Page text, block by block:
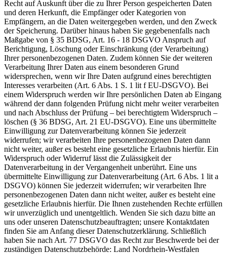
Recht auf Auskunft über die zu Ihrer Person gespeicherten Daten
und deren Herkunft, die Empfänger oder Kategorien von
Empfängern, an die Daten weitergegeben werden, und den Zweck
der Speicherung. Darüber hinaus haben Sie gegebenenfalls nach
Maßgabe von § 35 BDSG, Art. 16 - 18 DSGVO Anspruch auf
Berichtigung, Löschung oder Einschränkung (der Verarbeitung)
Ihrer personenbezogenen Daten. Zudem können Sie der weiteren
Verarbeitung Ihrer Daten aus einem besonderen Grund
widersprechen, wenn wir Ihre Daten aufgrund eines berechtigten
Interesses verarbeiten (Art. 6 Abs. 1 S. 1 lit f EU-DSGVO). Bei
einem Widerspruch werden wir Ihre persönlichen Daten ab Eingang
während der dann folgenden Prüfung nicht mehr weiter verarbeiten
und nach Abschluss der Prüfung – bei berechtigtem Widerspruch –
löschen (§ 36 BDSG, Art. 21 EU-DSGVO). Eine uns übermittelte
Einwilligung zur Datenverarbeitung können Sie jederzeit
widerrufen; wir verarbeiten Ihre personenbezogenen Daten dann
nicht weiter, außer es besteht eine gesetzliche Erlaubnis hierfür. Ein
Widerspruch oder Widerruf lässt die Zulässigkeit der
Datenverarbeitung in der Vergangenheit unberührt. Eine uns
übermittelte Einwilligung zur Datenverarbeitung (Art. 6 Abs. 1 lit a
DSGVO) können Sie jederzeit widerrufen; wir verarbeiten Ihre
personenbezogenen Daten dann nicht weiter, außer es besteht eine
gesetzliche Erlaubnis hierfür. Die Ihnen zustehenden Rechte erfüllen
wir unverzüglich und unentgeltlich. Wenden Sie sich dazu bitte an
uns oder unseren Datenschutzbeauftragten; unsere Kontaktdaten
finden Sie am Anfang dieser Datenschutzerklärung. Schließlich
haben Sie nach Art. 77 DSGVO das Recht zur Beschwerde bei der
zuständigen Datenschutzbehörde: Land Nordrhein-Westfalen